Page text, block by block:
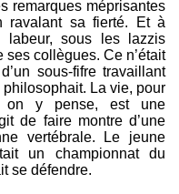
remarques méprisantes
ravalant sa fierté. Et à
labeur, sous les lazzis
collègues. Ce n’était
sous-fifre travaillant
La vie, pour
on y pense, est une
de faire montre d’une
vertébrale. Le jeune
un championnat du
se défendre.